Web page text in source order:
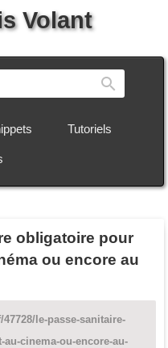
Volant
Tutoriels
obligatoire pour
ou encore au
le-passe-sanitaire-
cinema-ou-encore-au-